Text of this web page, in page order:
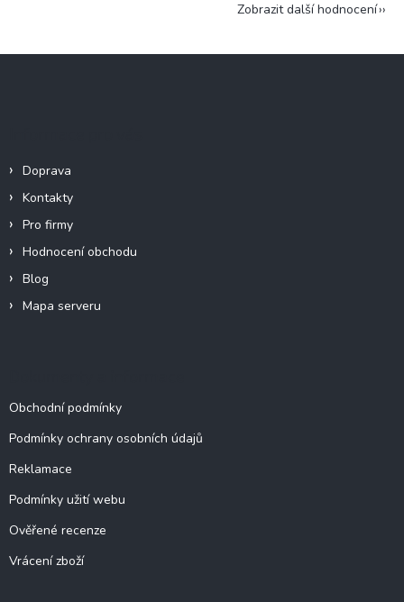
Zobrazit další hodnocení
Doprava
Kontakty
Pro firmy
Hodnocení obchodu
Blog
Mapa serveru
Obchodní podmínky
Podmínky ochrany osobních údajů
Reklamace
Podmínky užití webu
Ověřené recenze
Vrácení zboží